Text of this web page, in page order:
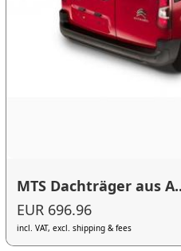
MTS Dachträger aus
EUR 696.96
incl. VAT, excl. shipping & fees